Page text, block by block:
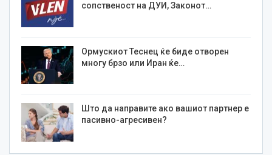
сопственост на ДУИ, Законот…
Ормускиот Теснец ќе биде отворен
многу брзо или Иран ќе…
Што да направите ако вашиот партнер е
пасивно-агресивен?